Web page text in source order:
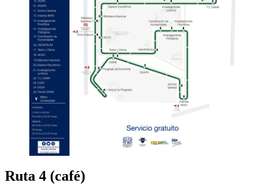
Ruta 4 (café)